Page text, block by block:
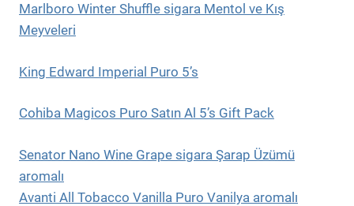
Marlboro Winter Shuffle sigara Mentol ve Kış
Meyveleri
King Edward Imperial Puro 5’s
Cohiba Magicos Puro Satın Al 5’s Gift Pack
Senator Nano Wine Grape sigara Şarap Üzümü
aromalı
Avanti All Tobacco Vanilla Puro Vanilya aromalı